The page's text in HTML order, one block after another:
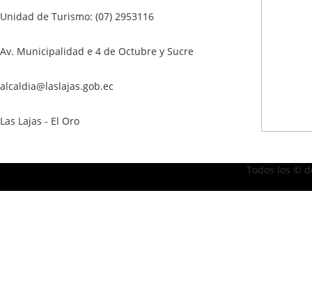
Unidad de Turismo: (07) 2953116
Av. Municipalidad e 4 de Octubre y Sucre
alcaldia@laslajas.gob.ec
Las Lajas - El Oro
Todos los ©